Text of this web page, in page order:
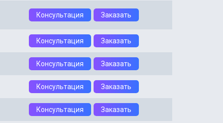
Консультация Заказать
Консультация Заказать
Консультация Заказать
Консультация Заказать
Консультация Заказать